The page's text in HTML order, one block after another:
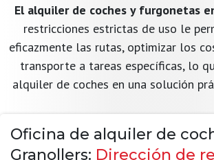
El alquiler de coches y furgonetas
restricciones estrictas de uso le
eficazmente las rutas, optimizar los
transporte a tareas específicas, lo
alquiler de coches en una solución
Oficina de alquiler de
Granollers: Dirección de